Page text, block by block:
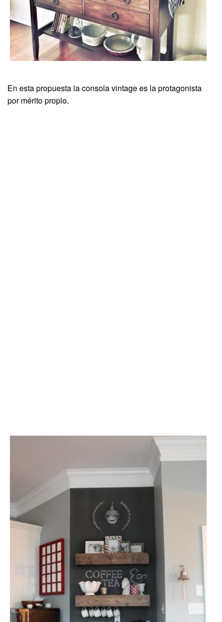
En esta propuesta la consola vintage es la protagonista
por mérito propio.